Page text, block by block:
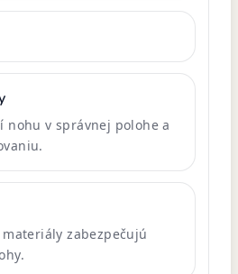
nohu v správnej polohe a
zabezpečujú